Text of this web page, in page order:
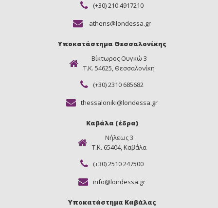
(+30) 210 4917210
athens@londessa.gr
Υποκατάστημα Θεσσαλονίκης
Βίκτωρος Ουγκώ 3
Τ.Κ. 54625, Θεσσαλονίκη
(+30) 2310 685682
thessaloniki@londessa.gr
Καβάλα (έδρα)
Νήλεως 3
Τ.Κ. 65404, Καβάλα
(+30) 2510 247500
info@londessa.gr
Υποκατάστημα Καβάλας